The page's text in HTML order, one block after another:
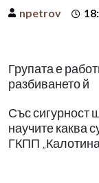
npetrov
Групата е
разбиването й
Със сигурност
научите каква
ГКПП